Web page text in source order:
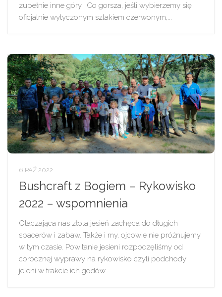
zupełnie inne góry… Co gorsza, jeśli wybierzemy się
oficjalnie wytyczonym szlakiem czerwonym,...
6 PAŹ 2022
Bushcraft z Bogiem – Rykowisko
2022 – wspomnienia
Otaczająca nas złota jesień zachęca do długich
spacerów i zabaw. Także i my, ojcowie nie próżnujemy
w tym czasie. Powitanie jesieni rozpoczęliśmy od
corocznej wyprawy na rykowisko czyli podchody
jeleni w trakcie ich godów....